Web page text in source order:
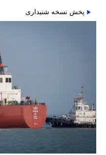
پخش نسخه شنیداری